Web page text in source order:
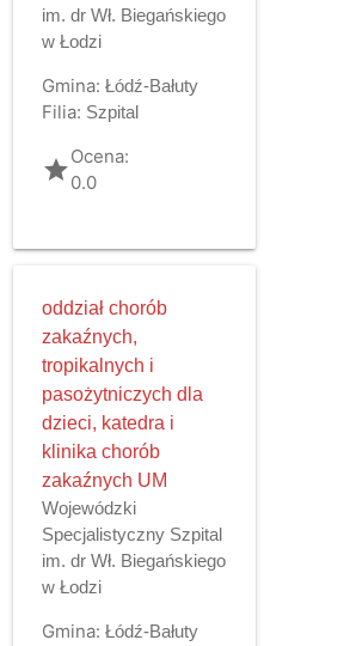
im. dr Wł. Biegańskiego
w Łodzi
Gmina: Łódź-Bałuty
Filia: Szpital
gradeOcena:
0.0
oddział chorób
zakaźnych,
tropikalnych i
pasożytniczych dla
dzieci, katedra i
klinika chorób
zakaźnych UM
Wojewódzki
Specjalistyczny Szpital
im. dr Wł. Biegańskiego
w Łodzi
Gmina: Łódź-Bałuty